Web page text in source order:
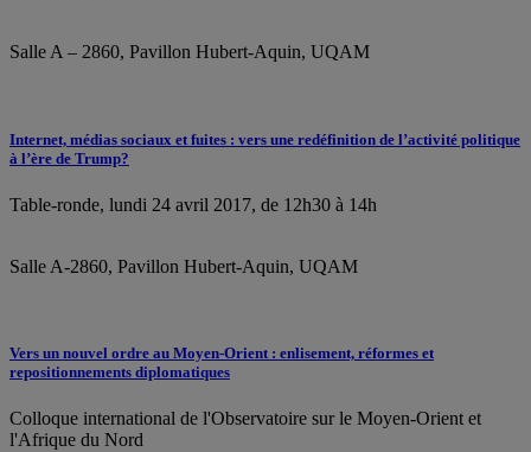
Salle A – 2860, Pavillon Hubert-Aquin, UQAM
Internet, médias sociaux et fuites : vers une redéfinition de l’activité politique
à l’ère de Trump?
Table-ronde, lundi 24 avril 2017, de 12h30 à 14h
Salle A-2860, Pavillon Hubert-Aquin, UQAM
Vers un nouvel ordre au Moyen-Orient : enlisement, réformes et
repositionnements diplomatiques
Colloque international de l'Observatoire sur le Moyen-Orient et
l'Afrique du Nord